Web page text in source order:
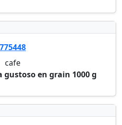
e aroma en grain 1000 g
775528
cafe